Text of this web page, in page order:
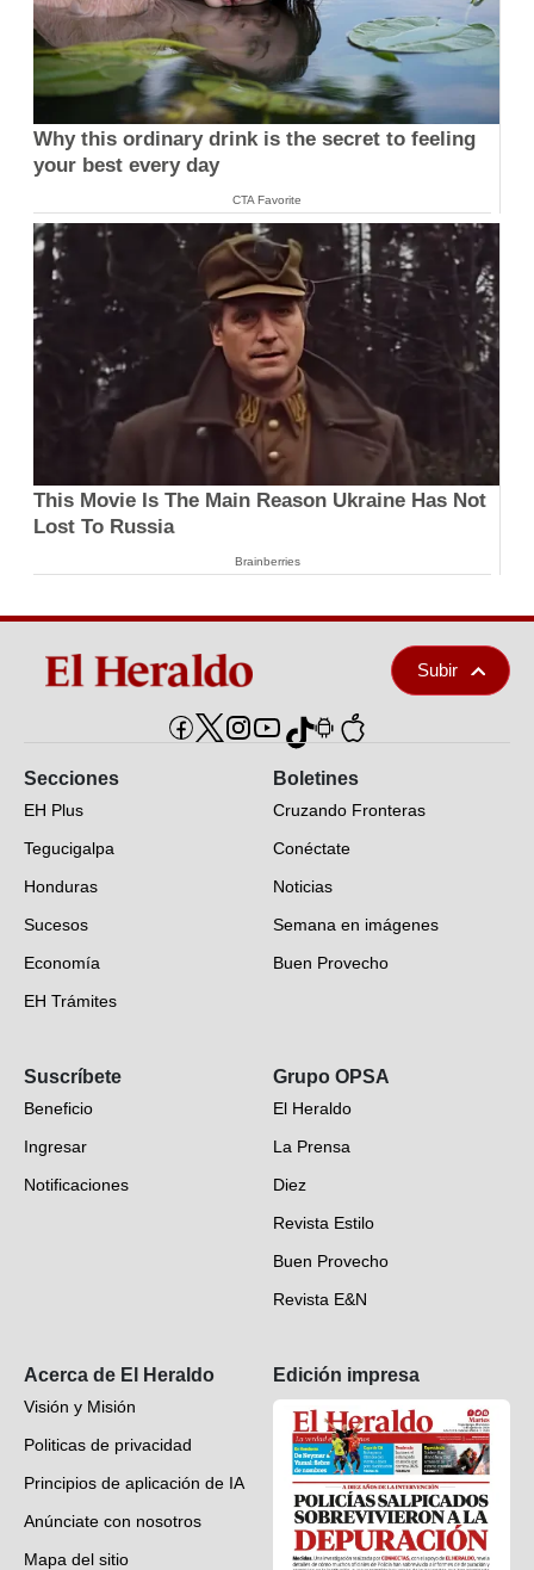
Why this ordinary drink is the secret to feeling
your best every day
CTA Favorite
This Movie Is The Main Reason Ukraine Has Not
Lost To Russia
Brainberries
Subir
Secciones
EH Plus
Tegucigalpa
Honduras
Sucesos
Economía
EH Trámites
EH Verifica
Fotogalerías
Deportes
Videos
Boletines
Cruzando Fronteras
Conéctate
Noticias
Semana en imágenes
Buen Provecho
Suscríbete
Beneficio
Ingresar
Notificaciones
Grupo OPSA
El Heraldo
La Prensa
Diez
Revista Estilo
Buen Provecho
Revista E&N
Acerca de El Heraldo
Visión y Misión
Politicas de privacidad
Principios de aplicación de IA
Anúnciate con nosotros
Mapa del sitio
Edición impresa